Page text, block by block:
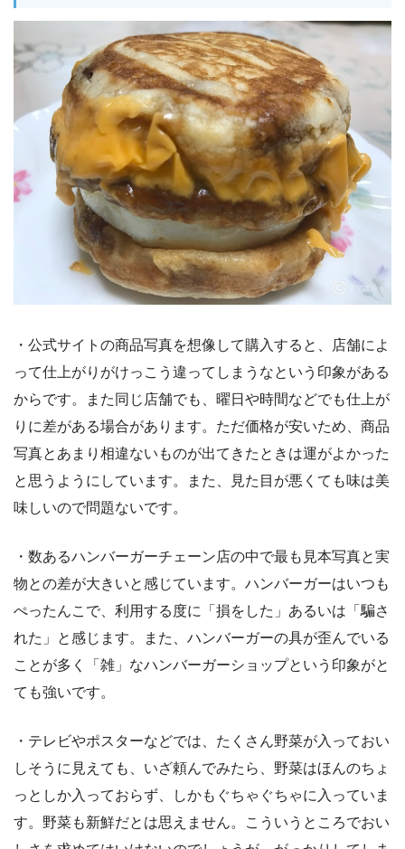
・公式サイトの商品写真を想像して購入すると、店舗によ
って仕上がりがけっこう違ってしまうなという印象がある
からです。また同じ店舗でも、曜日や時間などでも仕上が
りに差がある場合があります。ただ価格が安いため、商品
写真とあまり相違ないものが出てきたときは運がよかった
と思うようにしています。また、見た目が悪くても味は美
味しいので問題ないです。
・数あるハンバーガーチェーン店の中で最も見本写真と実
物との差が大きいと感じています。ハンバーガーはいつも
ぺったんこで、利用する度に「損をした」あるいは「騙さ
れた」と感じます。また、ハンバーガーの具が歪んでいる
ことが多く「雑」なハンバーガーショップという印象がと
ても強いです。
・テレビやポスターなどでは、たくさん野菜が入っておい
しそうに見えても、いざ頼んでみたら、野菜はほんのちょ
っとしか入っておらず、しかもぐちゃぐちゃに入っていま
す。野菜も新鮮だとは思えません。こういうところでおい